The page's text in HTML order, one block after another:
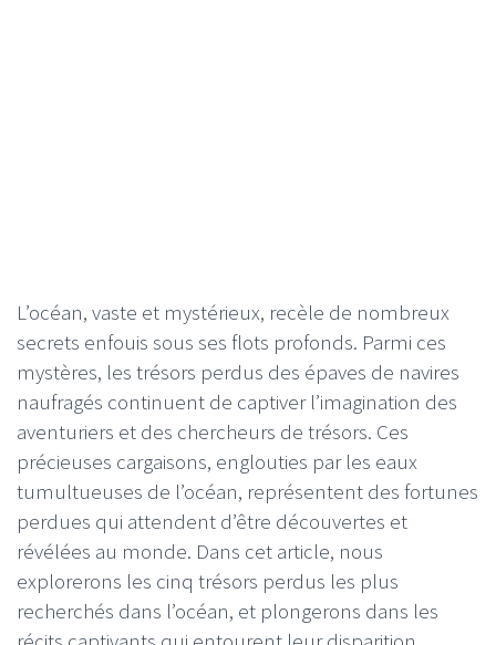
L’océan, vaste et mystérieux, recèle de nombreux
secrets enfouis sous ses flots profonds. Parmi ces
mystères, les trésors perdus des épaves de navires
naufragés continuent de captiver l’imagination des
aventuriers et des chercheurs de trésors. Ces
précieuses cargaisons, englouties par les eaux
tumultueuses de l’océan, représentent des fortunes
perdues qui attendent d’être découvertes et
révélées au monde. Dans cet article, nous
explorerons les cinq trésors perdus les plus
recherchés dans l’océan, et plongerons dans les